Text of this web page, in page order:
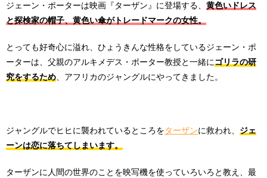
ジェーン・ポーターは映画『ターザン』に登場する、 黄色いドレス
と探検家の帽子、黄色い傘がトレードマークの女性。
とっても好奇心に溢れ、ひょうきんな性格をしているジェーン・ポ
ーターは、父親のアルキメデス・ポーター教授と一緒にゴリラの研
究をするため、アフリカのジャングルにやってきました。
ジャングルでヒヒに襲われているところを ターザンに救われ、 ジェ
ーンは恋に落ちてしまいます。
ターザンに人間の世界のことを映写機を使っていろいろと教え、最